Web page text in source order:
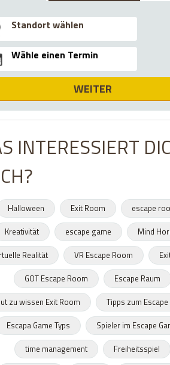
WEITER
INTERESSIERT
Halloween Exit Room
escape
Kreativität
escape game
Mind
Realität
VR Escape Room
GOT Escape Room
Escape Raum
zu wissen Exit Room
Tipps zum Escape
Escapa Game Typs
Spieler im Escape
time management
Freiheitsspiel